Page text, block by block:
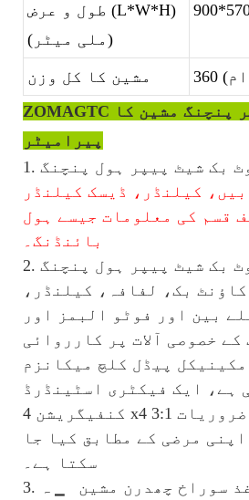
طول و عرض (L*W*H)
(ملی میٹر)
مشین کا کل وزن
ZOMAGTC نوٹ بک ہول پیپر پنچنگ مشین کا
پیرامیٹر
1. سیمی آٹو نوٹ بک شیٹ پیپر ہول پنچنگ
کیلنڈر، ڈیسک کیلنڈر
قسم کی معلومات جیسے ہول
بائنڈنگ۔
2. سیمی آٹو نوٹ بک شیٹ پیپر ہول پنچنگ
بک، لفافہ، کیلنڈر،
بین اور فوٹو البمز اور
خصوصی آلات پر کارروائی
پیڈل کلچ میکانزم
ہے، ایک فیکٹری اسٹینڈرڈ
کنفیگریشن 4 x4 3:1 مولڈ، صارف کی ضروریات
مرضی کے مطابق کیا جا
سکتا ہے۔
سوراخ چھدرن مشین
▁ ہ